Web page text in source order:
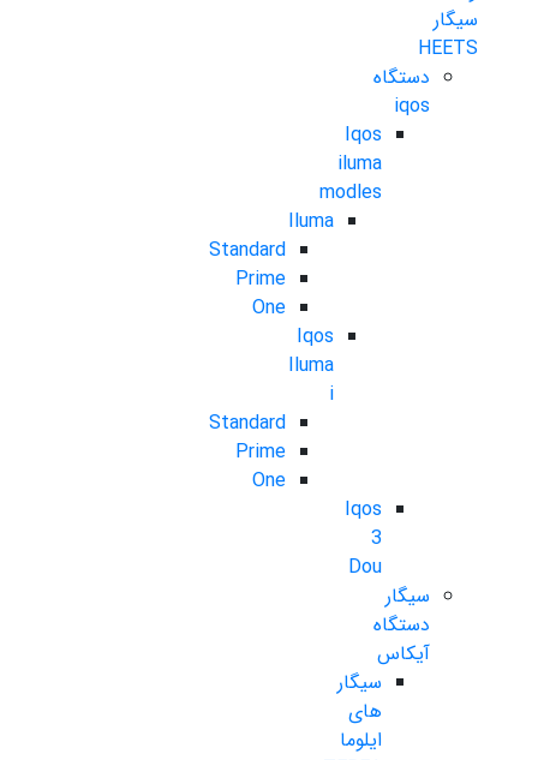
سیگار
HEETS
دستگاه
iqos
Iqos
iluma
modles
Iluma
Standard
Prime
One
Iqos
Iluma
i
Standard
Prime
One
Iqos
3
Dou
سیگار
دستگاه
آیکاس
سیگار
های
ایلوما